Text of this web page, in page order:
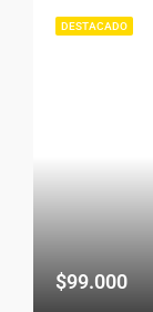
DESTACADO
$99.000